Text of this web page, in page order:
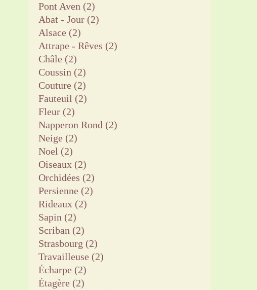
Pont Aven (2)
Abat - Jour (2)
Alsace (2)
Attrape - Rêves (2)
Châle (2)
Coussin (2)
Couture (2)
Fauteuil (2)
Fleur (2)
Napperon Rond (2)
Neige (2)
Noel (2)
Oiseaux (2)
Orchidées (2)
Persienne (2)
Rideaux (2)
Sapin (2)
Scriban (2)
Strasbourg (2)
Travailleuse (2)
Écharpe (2)
Étagère (2)